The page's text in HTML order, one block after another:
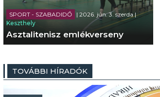
SPORT - SZABADIDŐ
| 2026. jún. 3. szerda |
Keszthely
Asztalitenisz emlékverseny
TOVÁBBI HÍRADÓK